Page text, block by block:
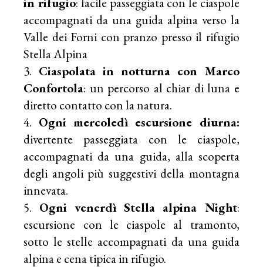
accompagnati da una guida alpina verso la
Valle dei Forni con pranzo presso il rifugio
Stella Alpina
Ciaspolata in notturna con Marco
Confortola: un percorso al chiar di luna e
diretto contatto con la natura.
Ogni mercoledì escursione diurna:
divertente passeggiata con le ciaspole,
accompagnati da una guida, alla scoperta
degli angoli più suggestivi della montagna
innevata.
Ogni venerdì Stella alpina Night:
escursione con le ciaspole al tramonto,
sotto le stelle accompagnati da una guida
alpina e cena tipica in rifugio.